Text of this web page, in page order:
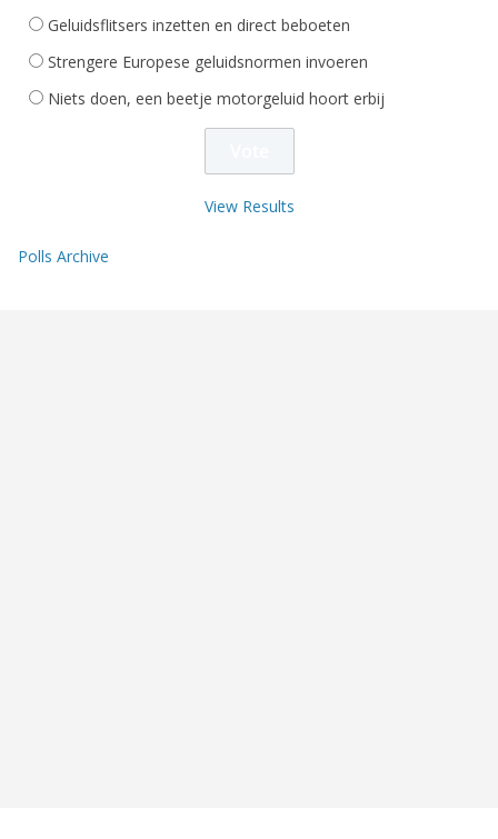
Geluidsflitsers inzetten en direct beboeten
Strengere Europese geluidsnormen invoeren
Niets doen, een beetje motorgeluid hoort erbij
View Results
Polls Archive